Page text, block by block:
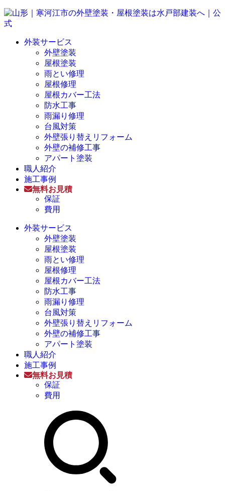
外装サービス
外壁塗装
屋根塗装
雨とい修理
屋根修理
屋根カバー工法
防水工事
雨漏り修理
台風対策
外壁張り替えリフォーム
外壁の補修工事
アパート塗装
職人紹介
施工事例
無料お見積
保証
費用
外装サービス
外壁塗装
屋根塗装
雨とい修理
屋根修理
屋根カバー工法
防水工事
雨漏り修理
台風対策
外壁張り替えリフォーム
外壁の補修工事
アパート塗装
職人紹介
施工事例
無料お見積
保証
費用